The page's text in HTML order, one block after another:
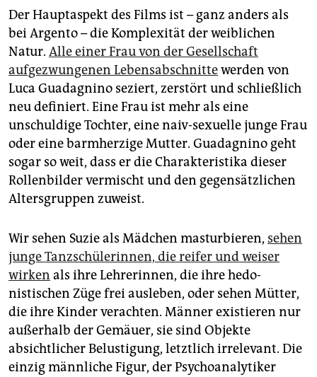
Der Hauptaspekt des Films ist – ganz anders als
bei Argento – die Komplexität der weiblichen
Natur. Alle einer Frau von der Gesellschaft
aufgezwungenen Lebensabschnittewerden von
Luca Guadagnino seziert, zerstört und schließlich
neu definiert. Eine Frau ist mehr als eine
unschuldige Tochter, eine naiv-sexuelle junge Frau
oder eine barmherzige Mutter. Gua­dagnino geht
sogar so weit, dass er die Charakteristika dieser
Rollenbilder vermischt und den ­gegensätzlichen
Altersgruppen zuweist.
Wir sehen Suzie als Mädchen masturbieren, sehen
junge Tanzschülerinnen, die reifer und weiser
wirken als ihre ­Lehrerinnen, die ihre hedo­
nistischen Züge frei ausleben, oder sehen Mütter,
die ihre Kinder verachten. Männer existieren nur
außerhalb der Gemäuer, sie sind Objekte
absichtlicher Belustigung, letztlich irrelevant. Die
einzig männliche Figur, der Psychoanalytiker